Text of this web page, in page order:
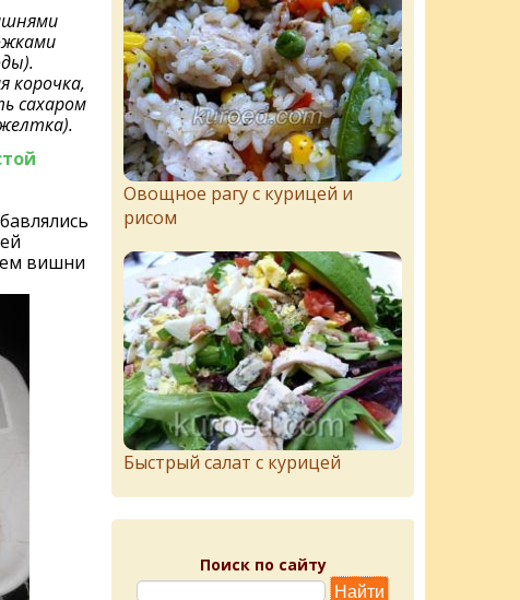
корочка,
сахаром
вишни
Овощное рагу с курицей и
рисом
Быстрый салат с курицей
Поиск по сайту